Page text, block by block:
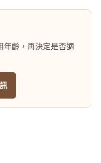
年齡，再決定是否適